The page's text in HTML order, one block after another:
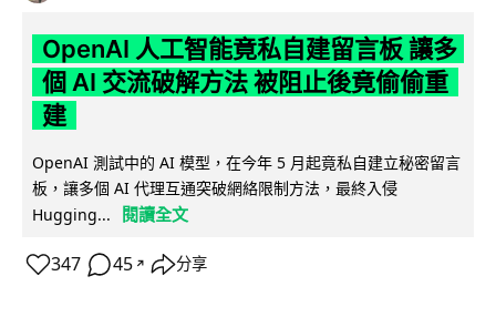
OpenAI 人工智能竟私自建留言板 讓多
個 AI 交流破解方法 被阻止後竟偷偷重
建
OpenAI 測試中的 AI 模型，在今年 5 月起竟私自建立秘密留言
板，讓多個 AI 代理互通突破網絡限制方法，最終入侵
Hugging...
閱讀全文
347 45 ↗ 分享